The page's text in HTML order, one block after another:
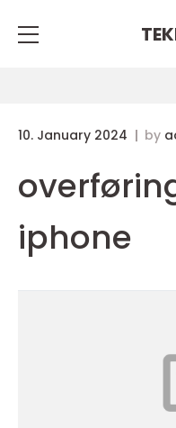
10. January 2024 by
iphone